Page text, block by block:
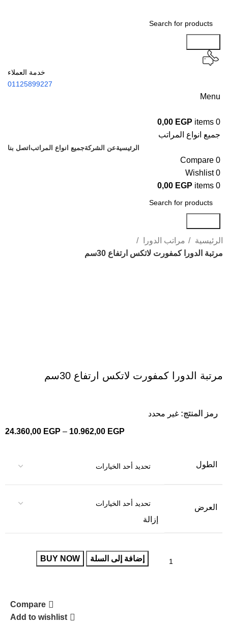
خدمة العملاء
01125899227
Menu
0
items
0,00 EGP
جميع انواع المراتب
الرئيسيةعن الشركةجميع انواع المراتب اتصل بنا
0
Compare
0
Wishlist
0
items
0,00 EGP
الرئيسية
مراتب الدورا
مرتبة الدورا كمفورت لاتكس ارتفاع 30سم
مرتبة الدورا كمفورت لاتكس ارتفاع 30سم
رمز المنتج:غير محدد
10.962,00 EGP
–
24.360,00 EGP
الطول
العرض
إزالة
إضافة إلى السلة BUY NOW
Compare
Add to wishlist